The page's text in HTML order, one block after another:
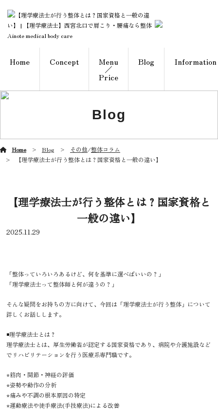
Home Concept Menu
／
Price
Blog Information
Blog
Home Blog その他/整体コラム
【理学療法士が行う整体とは？国家資格と一般の違い】
【理学療法士が行う整体とは？国家資格と
一般の違い】
2025.11.29
「整体っていろいろあるけど、何を基準に選べばいいの？」
「理学療法士って整体師と何が違うの？」
そんな疑問をお持ちの方に向けて、今回は「理学療法士が行う整体」について
詳しくお話しします。
◾️理学療法士とは？
理学療法士とは、厚生労働省が認定する国家資格であり、病院や介護施設など
でリハビリテーションを行う医療系専門職です。
⭐︎筋肉・関節・神経の評価
⭐︎姿勢や動作の分析
⭐︎痛みや不調の根本原因の特定
⭐︎運動療法や徒手療法(手技療法)による改善